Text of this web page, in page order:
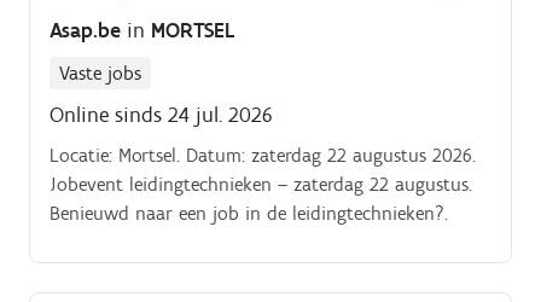
Asap.be in MORTSEL
Vaste jobs
Online sinds 24 jul. 2026
Locatie: Mortsel. Datum: zaterdag 22 augustus 2026.
Jobevent leidingtechnieken – zaterdag 22 augustus.
Benieuwd naar een job in de leidingtechnieken?.